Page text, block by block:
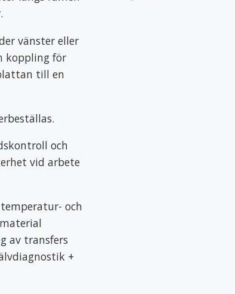
vänster eller
koppling för
till en
och
vid arbete
och
av transfers
+